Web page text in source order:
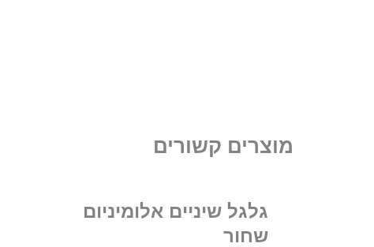
מוצרים קשורים
גלגל שיניים אלומיניום
שחור